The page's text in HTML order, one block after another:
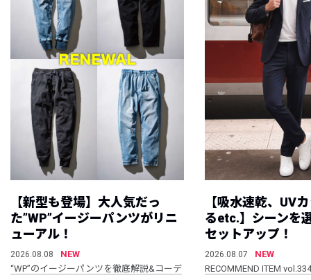
【新型も登場】大人気だっ
た”WP”イージーパンツがリニ
ューアル！
2026.08.08
NEW
“WP”のイージーパンツを徹底解説&コーデ
【吸水速乾、UV
るetc.】シーンを
セットアップ！
2026.08.07
NEW
RECOMMEND ITEM vol.334